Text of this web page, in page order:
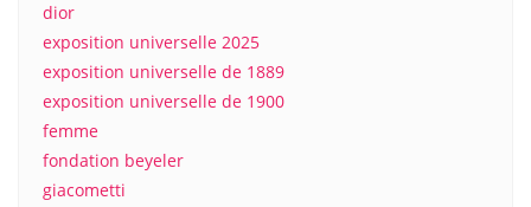
dior
exposition universelle 2025
exposition universelle de 1889
exposition universelle de 1900
femme
fondation beyeler
giacometti